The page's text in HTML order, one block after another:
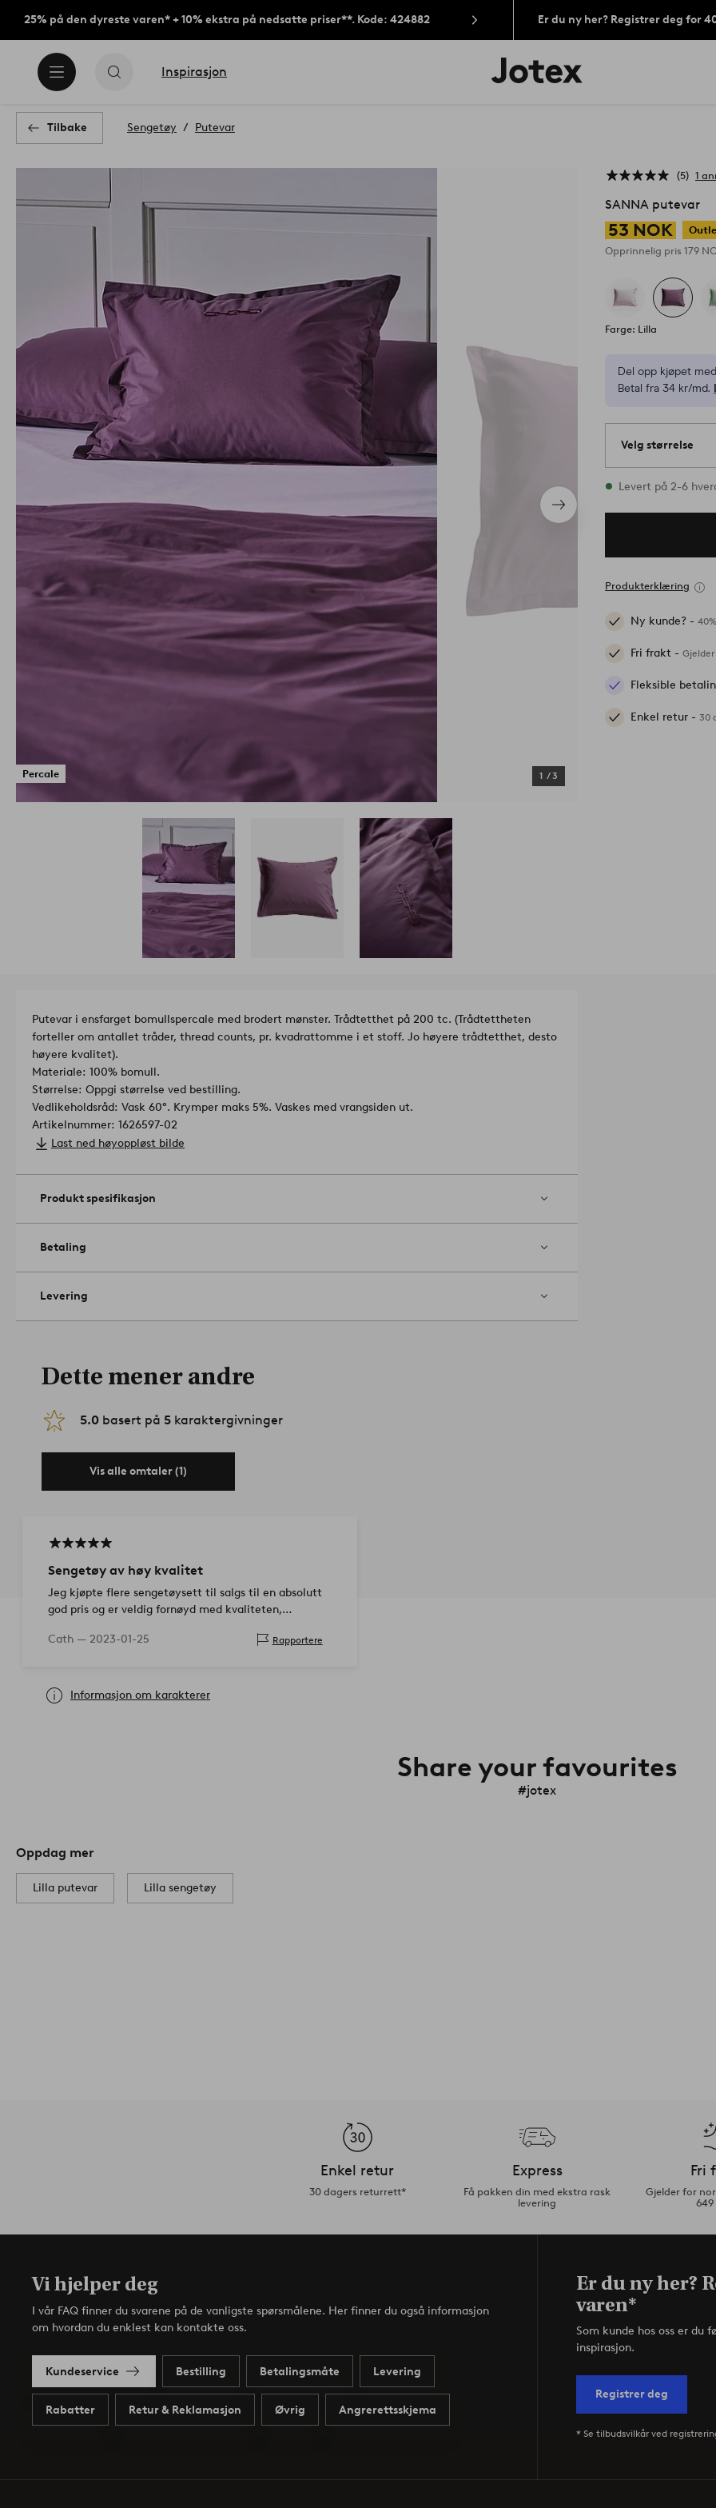
25% på den dyreste varen* + 10% ekstra på nedsatte priser**. Kode: 424882 Er du ny her? Registrer deg for
Inspirasjon
Jotex’
logo
Tilbake Sengetøy Putevar
Neste
produkt
Percale 1 /3
5 1
SANNA putevar
53 NOK
Opprinnelig pris179
Farge: Lilla
Del opp kjøpet
Betal fra 34 kr/md.
Velg størrelse
1 størrelser finnes
Levert på 2-6
Produkterklæring
Ny kunde? -
Fri frakt -
Fleksible
Enkel retur -30
Putevar i ensfarget bomullspercale med brodert mønster. Trådtetthet på 200 tc. (Trådtettheten
forteller om antallet tråder, thread counts, pr. kvadrattomme i et stoff. Jo høyere trådtetthet, desto
høyere kvalitet).
Materiale: 100% bomull.
Størrelse: Oppgi størrelse ved bestilling.
Vedlikeholdsråd: Vask 60°. Krymper maks 5%. Vaskes med vrangsiden ut.
Artikelnummer: 1626597-02
Last ned høyoppløst bilde
Produkt spesifikasjon
Betaling
Levering
Dette mener andre
5.0 basert på 5 karaktergivninger
Vis alle omtaler (1)
Sengetøy av høy kvalitet
Jeg kjøpte flere sengetøysett til salgs til en absolutt
god pris og er veldig fornøyd med kvaliteten,
har sengetøyet ikke mi…
Cath — 2023-01-25 Rapportere
Informasjon om karakterer
Share your favourites
#jotex
Oppdag mer
Lilla putevar Lilla sengetøy
Enkel retur
30 dagers returrett*
Express
Få pakken din med ekstra rask
levering
Fri
Gjelder for
649
Vi hjelper deg
I vår FAQ finner du svarene på de vanligste spørsmålene. Her finner du også informasjon
om hvordan du enklest kan kontakte oss.
Kundeservice Bestilling Betalingsmåte Levering
Rabatter Retur & Reklamasjon Øvrig Angrerettsskjema
Er du ny her?
varen*
Som kunde hos oss er du
inspirasjon.
Registrer deg
* Se tilbudsvilkår ved